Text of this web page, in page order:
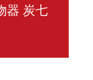
器 炭七